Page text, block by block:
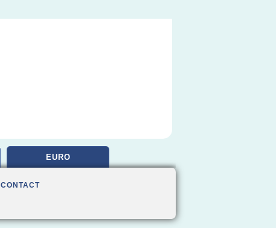
EURO
CONTACT